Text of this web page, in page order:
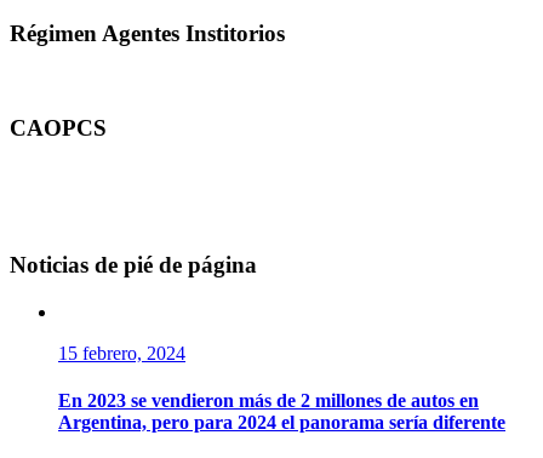
Régimen Agentes Institorios
CAOPCS
Noticias de pié de página
15 febrero, 2024
En 2023 se vendieron más de 2 millones de autos en
Argentina, pero para 2024 el panorama sería diferente